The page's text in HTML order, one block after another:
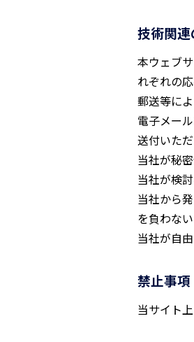
技術関
本ウェブ
れぞれの
郵送等に
電子メー
送付いた
当社が秘
当社が検
当社から
を負わな
当社が自
禁止事項
当サイト